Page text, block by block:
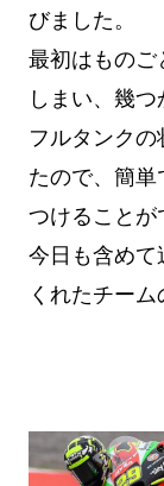
びました。
最初はものご
しまい、幾つ
フルタンク
たので、簡
つけることが
今日も含めて
くれたチーム